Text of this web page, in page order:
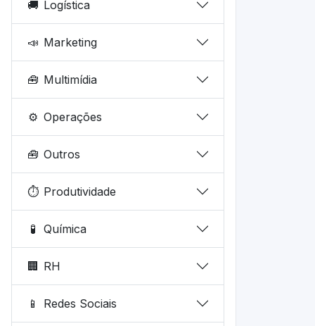
🚚 Logística
📣 Marketing
🧰 Multimídia
⚙️ Operações
🧰 Outros
⏱️ Produtividade
🧪 Química
🏢 RH
📱 Redes Sociais